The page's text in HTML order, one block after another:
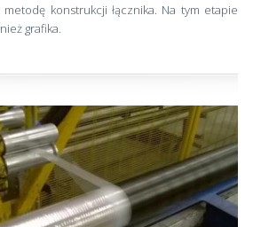
konstrukcji łącznika. Na tym etapie
grafika.